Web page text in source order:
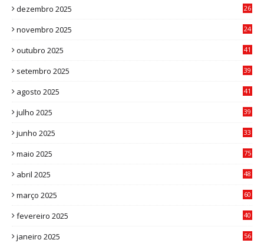
dezembro 2025
26
novembro 2025
24
outubro 2025
41
setembro 2025
39
agosto 2025
41
julho 2025
39
junho 2025
33
maio 2025 75
abril 2025
48
março 2025
60
fevereiro 2025
40
janeiro 2025
56